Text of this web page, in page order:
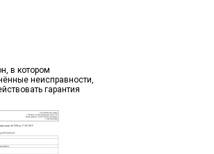
в котором
неисправности,
гарантия